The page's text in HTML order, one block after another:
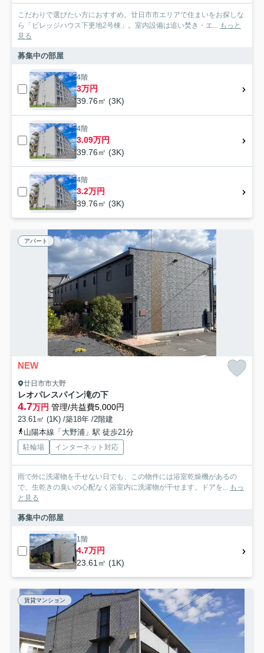
こだわりで選びたい方におすすめ。廿日市市エリアで住まいをお探しな
ら「ビレッジハウス下更地2号棟」。室内設備は追い焚き・エ... もっと
見る
募集中の部屋
4階
3万円
39.76㎡ (3K)
4階
3.09万円
39.76㎡ (3K)
4階
3.2万円
39.76㎡ (3K)
アパート
NEW
廿日市市大野
レオパレスパイン滝の下
4.7万円 管理/共益費5,000円
23.61㎡ (1K) /築18年 /2階建
山陽本線「大野浦」駅 徒歩21分
駐輪場 インターネット対応
雨で外に洗濯物を干せない日でも、この物件には浴室乾燥機があるの
で、生乾きの臭いの心配なく浴室内に洗濯物が干せます。ドアを... もっ
と見る
募集中の部屋
1階
4.7万円
23.61㎡ (1K)
賃貸マンション